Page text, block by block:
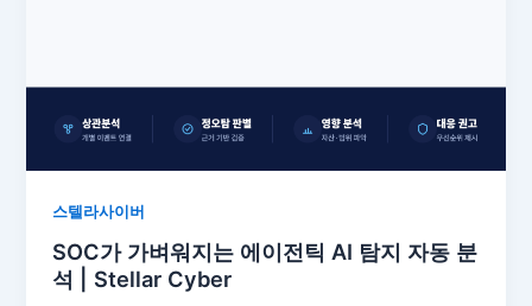
스텔라사이버
SOC가 가벼워지는 에이전틱 AI 탐지 자동 분
석 | Stellar Cyber